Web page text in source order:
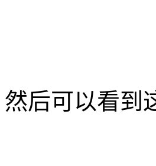
然后可以看到